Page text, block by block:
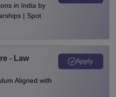
in India by
| Spot
- Law
Aligned with
Apply